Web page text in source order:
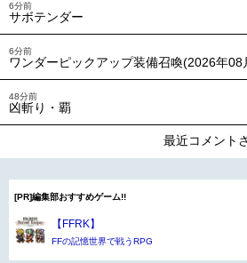
6分前
サボテンダー
6分前
ワンダーピックアップ装備召喚(2026年08
48分前
凶斬り・覇
最近コメント
[PR]編集部おすすめゲーム!!
【FFRK】
FFの記憶世界で戦うRPG